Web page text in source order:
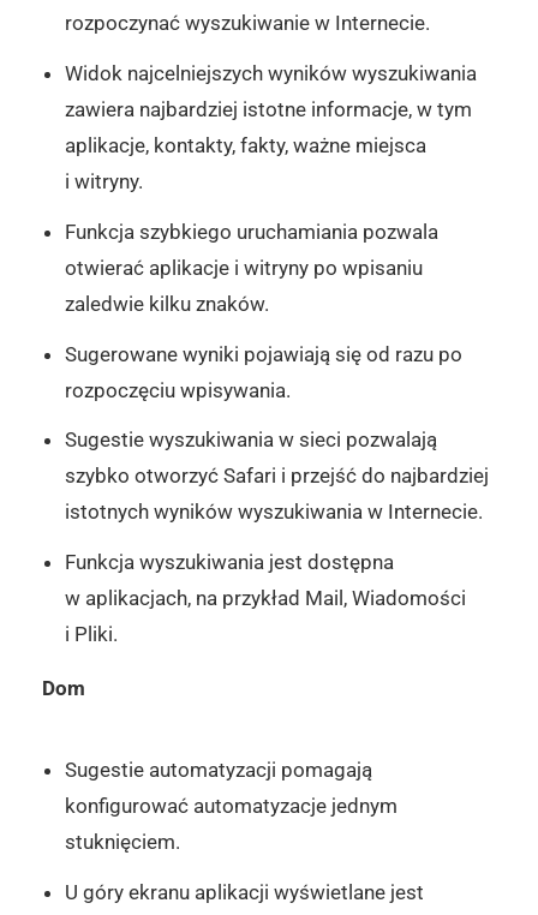
rozpoczynać wyszukiwanie w Internecie.
Widok najcelniejszych wyników wyszukiwania
zawiera najbardziej istotne informacje, w tym
aplikacje, kontakty, fakty, ważne miejsca
i witryny.
Funkcja szybkiego uruchamiania pozwala
otwierać aplikacje i witryny po wpisaniu
zaledwie kilku znaków.
Sugerowane wyniki pojawiają się od razu po
rozpoczęciu wpisywania.
Sugestie wyszukiwania w sieci pozwalają
szybko otworzyć Safari i przejść do najbardziej
istotnych wyników wyszukiwania w Internecie.
Funkcja wyszukiwania jest dostępna
w aplikacjach, na przykład Mail, Wiadomości
i Pliki.
Dom
Sugestie automatyzacji pomagają
konfigurować automatyzacje jednym
stuknięciem.
U góry ekranu aplikacji wyświetlane jest